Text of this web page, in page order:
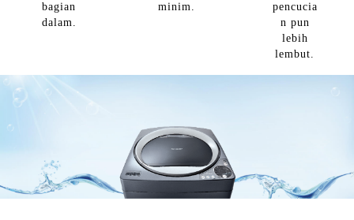
bagian
dalam.
minim.
pencucia
n pun
lebih
lembut.